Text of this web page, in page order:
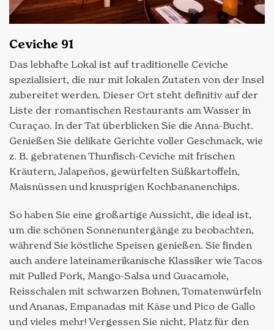
Ceviche 91
Das lebhafte Lokal ist auf traditionelle Ceviche
spezialisiert, die nur mit lokalen Zutaten von der Insel
zubereitet werden. Dieser Ort steht definitiv auf der
Liste der romantischen Restaurants am Wasser in
Curaçao. In der Tat überblicken Sie die Anna-Bucht.
Genießen Sie delikate Gerichte voller Geschmack, wie
z. B. gebratenen Thunfisch-Ceviche mit frischen
Kräutern, Jalapeños, gewürfelten Süßkartoffeln,
Maisnüssen und knusprigen Kochbananenchips.
So haben Sie eine großartige Aussicht, die ideal ist,
um die schönen Sonnenuntergänge zu beobachten,
während Sie köstliche Speisen genießen. Sie finden
auch andere lateinamerikanische Klassiker wie Tacos
mit Pulled Pork, Mango-Salsa und Guacamole,
Reisschalen mit schwarzen Bohnen, Tomatenwürfeln
und Ananas, Empanadas mit Käse und Pico de Gallo
und vieles mehr! Vergessen Sie nicht, Platz für den